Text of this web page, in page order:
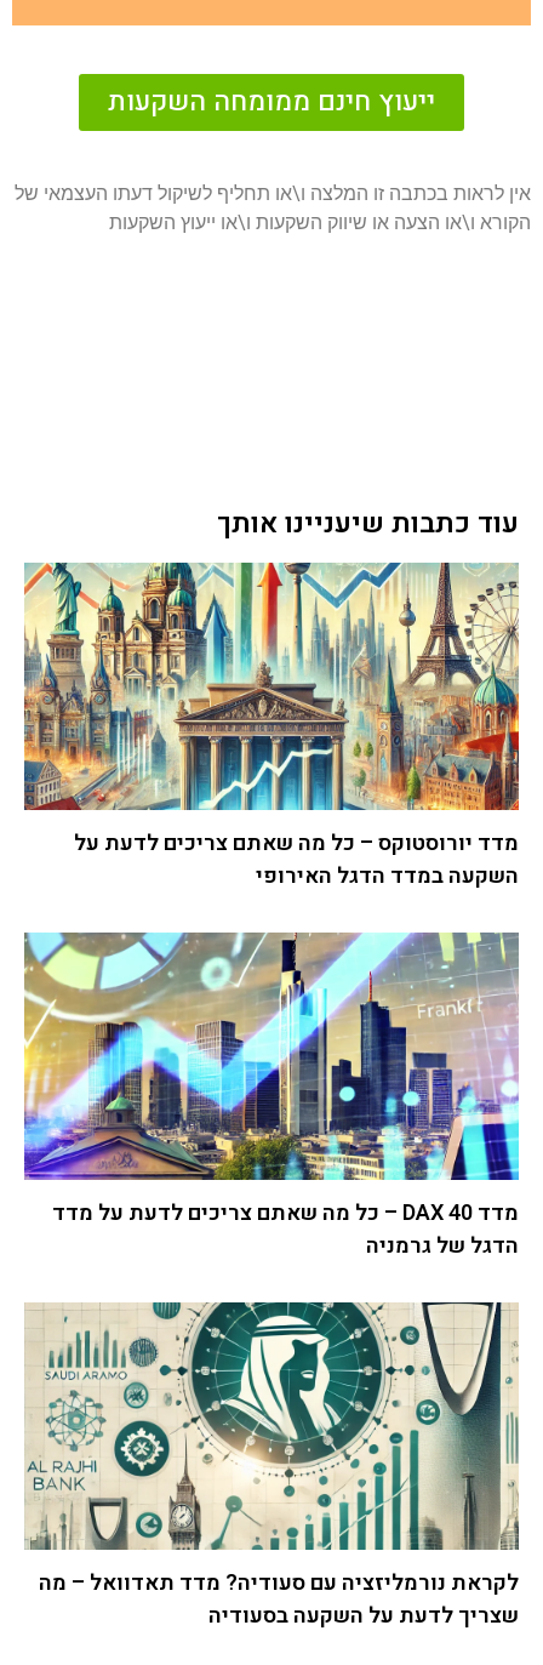
ייעוץ חינם ממומחה השקעות
אין לראות בכתבה זו המלצה ו\או תחליף לשיקול דעתו העצמאי של
הקורא ו\או הצעה או שיווק השקעות ו\או ייעוץ השקעות
עוד כתבות שיעניינו אותך
מדד יורוסטוקס – כל מה שאתם צריכים לדעת על
השקעה במדד הדגל האירופי
מדד DAX 40 – כל מה שאתם צריכים לדעת על מדד
הדגל של גרמניה
לקראת נורמליזציה עם סעודיה? מדד תאדוואל – מה
שצריך לדעת על השקעה בסעודיה